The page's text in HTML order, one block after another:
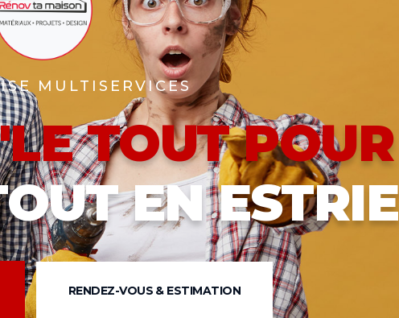
MULTISERVICES
TOUT POUR
EN ESTRIE
RENDEZ-VOUS & ESTIMATION